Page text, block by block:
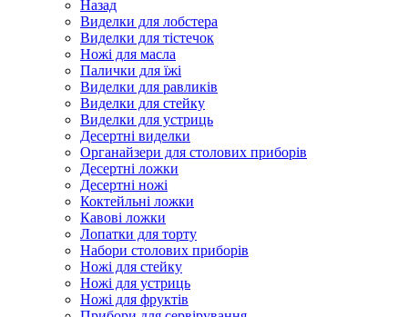
Назад
Виделки для лобстера
Виделки для тістечок
Ножі для масла
Палички для їжі
Виделки для равликів
Виделки для стейку
Виделки для устриць
Десертні виделки
Органайзери для столових приборів
Десертні ложки
Десертні ножі
Коктейльні ложки
Кавові ложки
Лопатки для торту
Набори столових приборів
Ножі для стейку
Ножі для устриць
Ножі для фруктів